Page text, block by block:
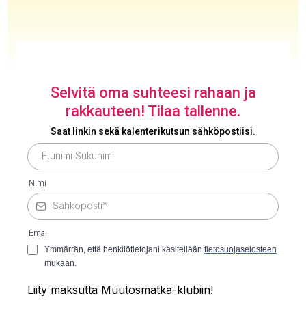
Selvitä oma suhteesi rahaan ja
rakkauteen! Tilaa tallenne.
Saat linkin sekä kalenterikutsun sähköpostiisi.
Nimi
Email
Ymmärrän, että henkilötietojani käsitellään tietosuojaselosteen
mukaan.
Liity maksutta Muutosmatka-klubiin!